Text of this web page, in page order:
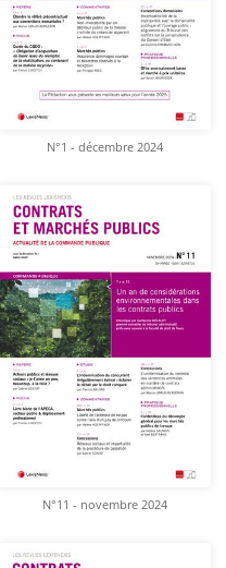
N°1 - décembre 2024
N°11 - novembre 2024